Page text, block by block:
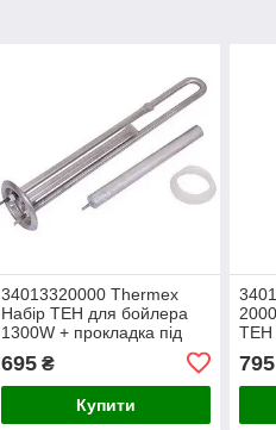
34013320000 Thermex
Набір ТЕН для бойлера
1300W + прокладка під
ТЕН D=50/63mm + анод
М4 D=20mm L=200mm
695₴
Купити
ТЕН
795